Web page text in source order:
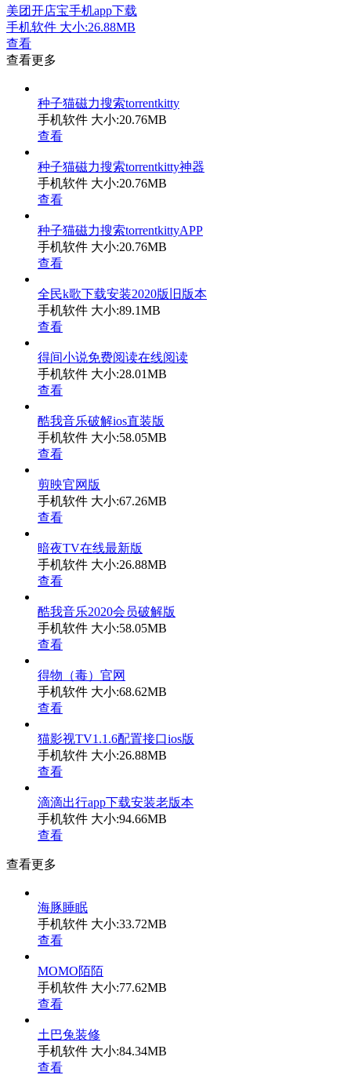
美团开店宝手机app下载
手机软件 大小:26.88MB
查看
查看更多
种子猫磁力搜索torrentkitty
手机软件 大小:20.76MB
查看
种子猫磁力搜索torrentkitty神器
手机软件 大小:20.76MB
查看
种子猫磁力搜索torrentkittyAPP
手机软件 大小:20.76MB
查看
全民k歌下载安装2020版旧版本
手机软件 大小:89.1MB
查看
得间小说免费阅读在线阅读
手机软件 大小:28.01MB
查看
酷我音乐破解ios直装版
手机软件 大小:58.05MB
查看
剪映官网版
手机软件 大小:67.26MB
查看
暗夜TV在线最新版
手机软件 大小:26.88MB
查看
酷我音乐2020会员破解版
手机软件 大小:58.05MB
查看
得物（毒）官网
手机软件 大小:68.62MB
查看
猫影视TV1.1.6配置接口ios版
手机软件 大小:26.88MB
查看
滴滴出行app下载安装老版本
手机软件 大小:94.66MB
查看
查看更多
海豚睡眠
手机软件 大小:33.72MB
查看
MOMO陌陌
手机软件 大小:77.62MB
查看
土巴兔装修
手机软件 大小:84.34MB
查看